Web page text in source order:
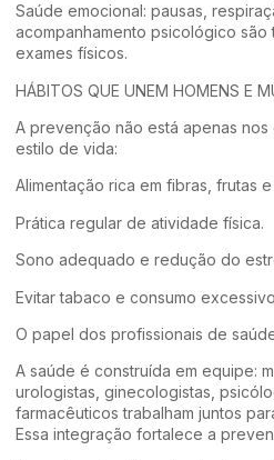
Saúde emocional: pausas,
acompanhamento psicológico são
exames físicos.
HÁBITOS QUE UNEM HOMENS E
A prevenção não está apenas nos
estilo de vida:
Alimentação rica em fibras, frutas
Prática regular de atividade física.
Sono adequado e redução do
Evitar tabaco e consumo
O papel dos profissionais de
A saúde é construída em equipe:
urologistas, ginecologistas,
farmacêuticos trabalham juntos
Essa integração fortalece a